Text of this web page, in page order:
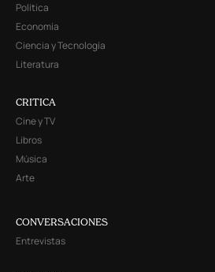
Política
Economía
Ciencia y Tecnología
Literatura
CRITICA
Cine y TV
Libros
Música
Arte
CONVERSACIONES
Entrevistas